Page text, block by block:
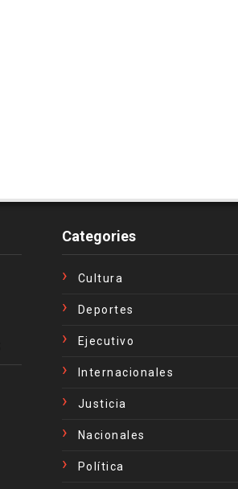
Categories
Cultura
Deportes
Ejecutivo
Internacionales
Justicia
Nacionales
Política